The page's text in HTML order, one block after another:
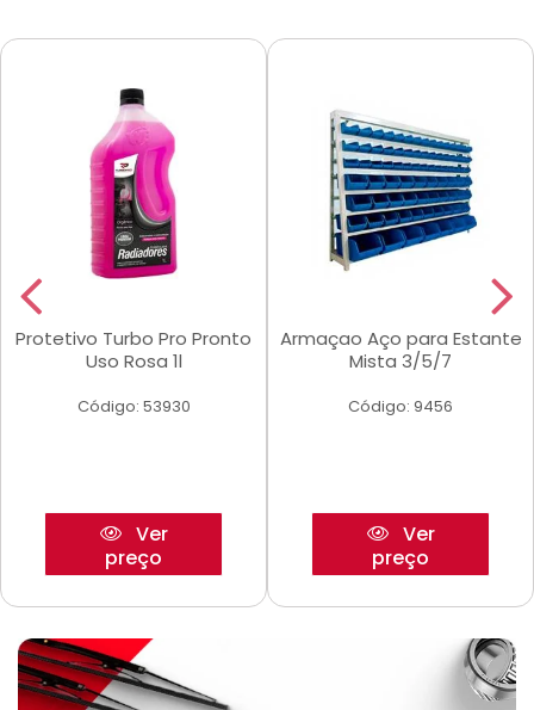
Protetivo Turbo Pro Pronto
Uso Rosa 1l
Código: 53930
Ver
preço
Armaçao Aço para Estante
Mista 3/5/7
Código: 9456
Ver
preço